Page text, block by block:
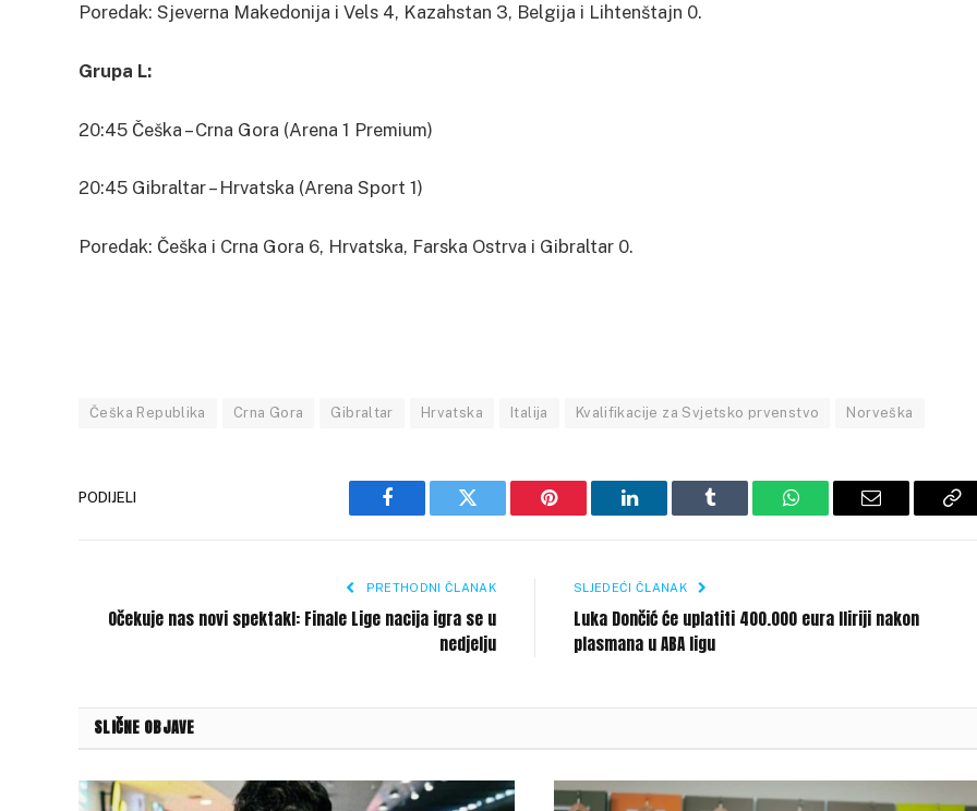
Poredak: Sjeverna Makedonija i Vels 4, Kazahstan 3, Belgija i Lihtenštajn 0.
Grupa L:
20:45 Češka – Crna Gora (Arena 1 Premium)
20:45 Gibraltar – Hrvatska (Arena Sport 1)
Poredak: Češka i Crna Gora 6, Hrvatska, Farska Ostrva i Gibraltar 0.
Češka Republika Crna Gora Gibraltar Hrvatska Italija Kvalifikacije za Svjetsko prvenstvo Norveška
PODIJELI
Facebook Twitter Pinterest LinkedIn Tumblr WhatsAppEmail
PRETHODNI ČLANAK
Očekuje nas novi spektakl: Finale Lige nacija igra se u
nedjelju
SLJEDEĆI ČLANAK
Luka Dončić će uplatiti 400.000 eura Iliriji nakon
plasmana u ABA ligu
SLIČNE OBJAVE